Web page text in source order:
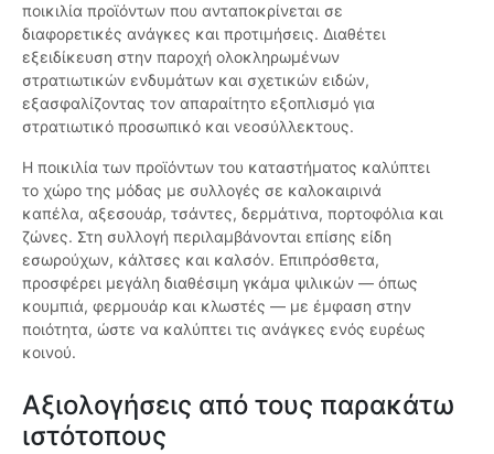
ποικιλία προϊόντων που ανταποκρίνεται σε
διαφορετικές ανάγκες και προτιμήσεις. Διαθέτει
εξειδίκευση στην παροχή ολοκληρωμένων
στρατιωτικών ενδυμάτων και σχετικών ειδών,
εξασφαλίζοντας τον απαραίτητο εξοπλισμό για
στρατιωτικό προσωπικό και νεοσύλλεκτους.
Η ποικιλία των προϊόντων του καταστήματος καλύπτει
το χώρο της μόδας με συλλογές σε καλοκαιρινά
καπέλα, αξεσουάρ, τσάντες, δερμάτινα, πορτοφόλια και
ζώνες. Στη συλλογή περιλαμβάνονται επίσης είδη
εσωρούχων, κάλτσες και καλσόν. Επιπρόσθετα,
προσφέρει μεγάλη διαθέσιμη γκάμα ψιλικών — όπως
κουμπιά, φερμουάρ και κλωστές — με έμφαση στην
ποιότητα, ώστε να καλύπτει τις ανάγκες ενός ευρέως
κοινού.
Αξιολογήσεις από τους παρακάτω
ιστότοπους